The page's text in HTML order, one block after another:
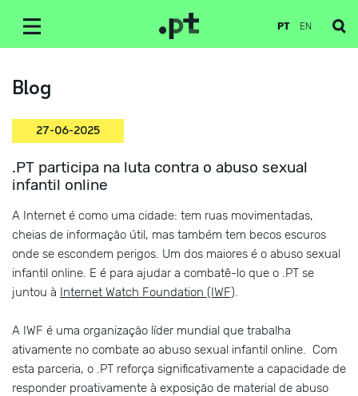
PT EN
Blog
27-06-2025
.PT participa na luta contra o abuso sexual
infantil online
A Internet é como uma cidade: tem ruas movimentadas,
cheias de informação útil, mas também tem becos escuros
onde se escondem perigos. Um dos maiores é o abuso sexual
infantil online. E é para ajudar a combatê-lo que o .PT se
juntou à Internet Watch Foundation (IWF).
A IWF é uma organização líder mundial que trabalha
ativamente no combate ao abuso sexual infantil online. Com
esta parceria, o .PT reforça significativamente a capacidade de
responder proativamente à exposição de material de abuso